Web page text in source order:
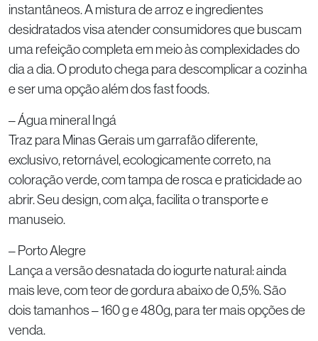
instantâneos. A mistura de arroz e ingredientes
desidratados visa atender consumidores que buscam
uma refeição completa em meio às complexidades do
dia a dia. O produto chega para descomplicar a cozinha
e ser uma opção além dos fast foods.
– Água mineral Ingá
Traz para Minas Gerais um garrafão diferente,
exclusivo, retornável, ecologicamente correto, na
coloração verde, com tampa de rosca e praticidade ao
abrir. Seu design, com alça, facilita o transporte e
manuseio.
– Porto Alegre
Lança a versão desnatada do iogurte natural: ainda
mais leve, com teor de gordura abaixo de 0,5%. São
dois tamanhos – 160 g e 480g, para ter mais opções de
venda.